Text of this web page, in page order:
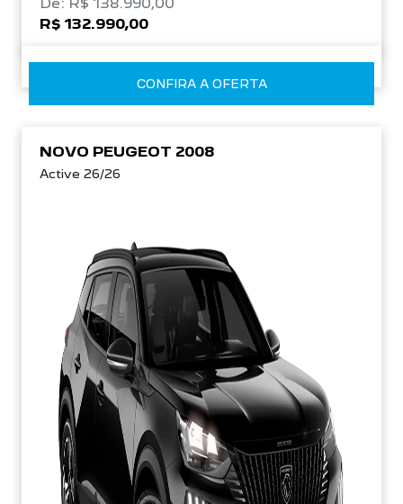
R$ 132.990,00
CONFIRA A OFERTA
NOVO PEUGEOT 2008
Active 26/26